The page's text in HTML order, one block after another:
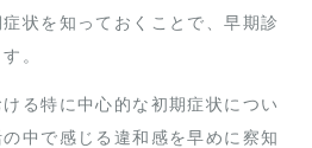
状を知っておくことで、早期診
。
る特に中心的な初期症状につい
中で感じる違和感を早めに察知